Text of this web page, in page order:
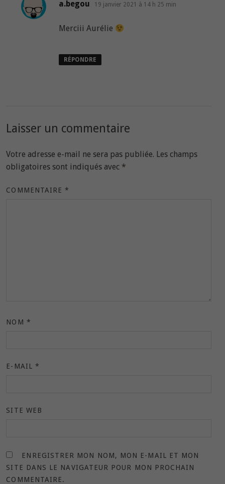
a.begou 19 janvier 2021 à 14 h 25 min
Merciii Aurélie
RÉPONDRE
Laisser un commentaire
Votre adresse e-mail ne sera pas publiée. Les champs
obligatoires sont indiqués avec *
COMMENTAIRE*
NOM *
E-MAIL *
SITE WEB
ENREGISTRER MON NOM, MON E-MAIL ET MON
SITE DANS LE NAVIGATEUR POUR MON PROCHAIN
COMMENTAIRE.